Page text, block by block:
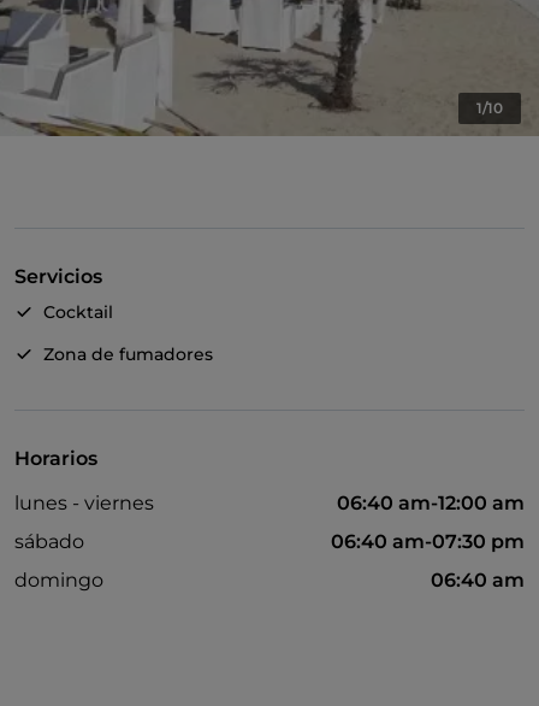
1/10
Servicios
Cocktail
Zona de fumadores
Horarios
lunes - viernes
06:40 am-12:00 am
sábado
06:40 am-07:30 pm
domingo
06:40 am